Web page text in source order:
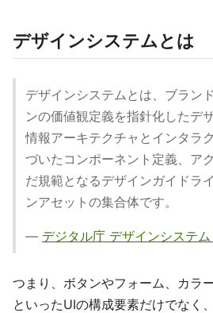
デザインシステムとは
デザインシステムとは、ブラン
ンの価値観定義を指針化したデ
情報アーキテクチャとインタラ
づいたコンポーネント定義、ア
だ規範となるデザインガイドラ
ンアセットの集合体です。
— デジタル庁 デザインシステム
つまり、ボタンやフォーム、カラ
といったUIの構成要素だけでなく